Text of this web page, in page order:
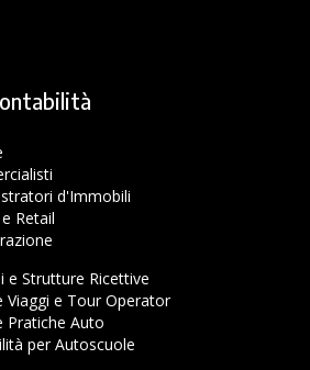
d'Immobili
Retail
e Strutture Ricettive
Viaggi e Tour Operator
Pratiche Auto
per Autoscuole